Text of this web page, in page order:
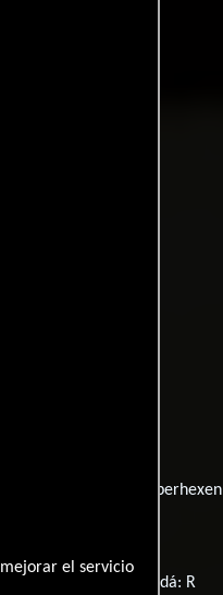
el servicio
Im tiefen Tal der Superhexen
Canadá: R